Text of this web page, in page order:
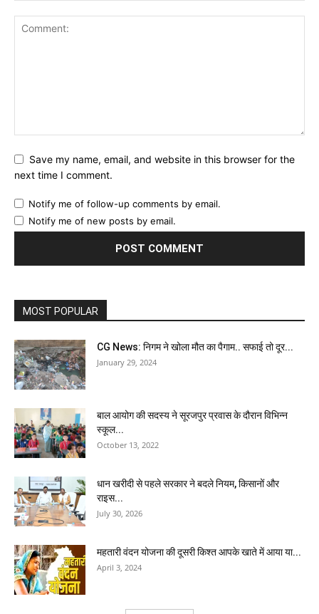
Save my name, email, and website in this browser for the
next time I comment.
Notify me of follow-up comments by email.
Notify me of new posts by email.
MOST POPULAR
CG News: निगम ने खोला मौत का पैगाम.. सफाई तो दूर...
January 29, 2024
बाल आयोग की सदस्य ने सूरजपुर प्रवास के दौरान विभिन्न
स्कूल...
October 13, 2022
धान खरीदी से पहले सरकार ने बदले नियम, किसानों और
राइस...
July 30, 2026
महतारी वंदन योजना की दूसरी किश्त आपके खाते में आया या...
April 3, 2024